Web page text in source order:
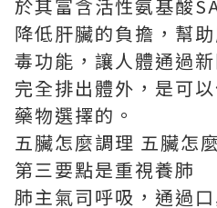
於其富含活性氨基酸
降低肝臟的負擔，幫
毒功能，讓人體通過
完全排出體外，是可
藥物選擇的。
五臟怎麼調理 五臟怎
第三要點是重視養肺
肺主氣司呼吸，通過